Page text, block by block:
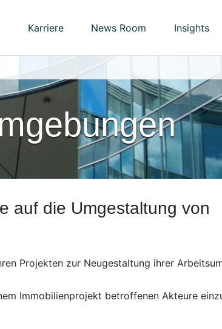
Karriere News Room Insights
auf die Umgestaltung von
Projekten zur Neugestaltung ihrer
Immobilienprojekt betroffenen Akteure